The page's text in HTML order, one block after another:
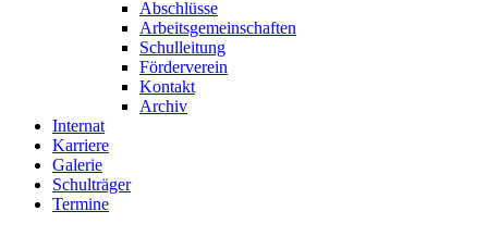
Abschlüsse
Arbeitsgemeinschaften
Schulleitung
Förderverein
Kontakt
Archiv
Internat
Karriere
Galerie
Schulträger
Termine